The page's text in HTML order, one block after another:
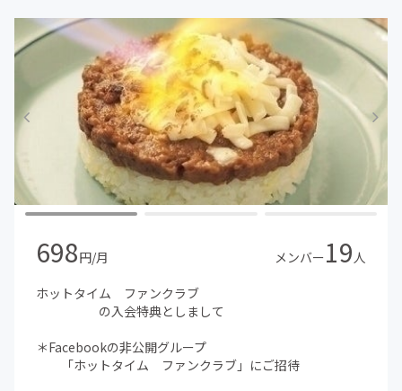
698円/月 メンバー19人
ホットタイム ファンクラブ
の入会特典としまして
＊Facebookの非公開グループ
「ホットタイム ファンクラブ」にご招待